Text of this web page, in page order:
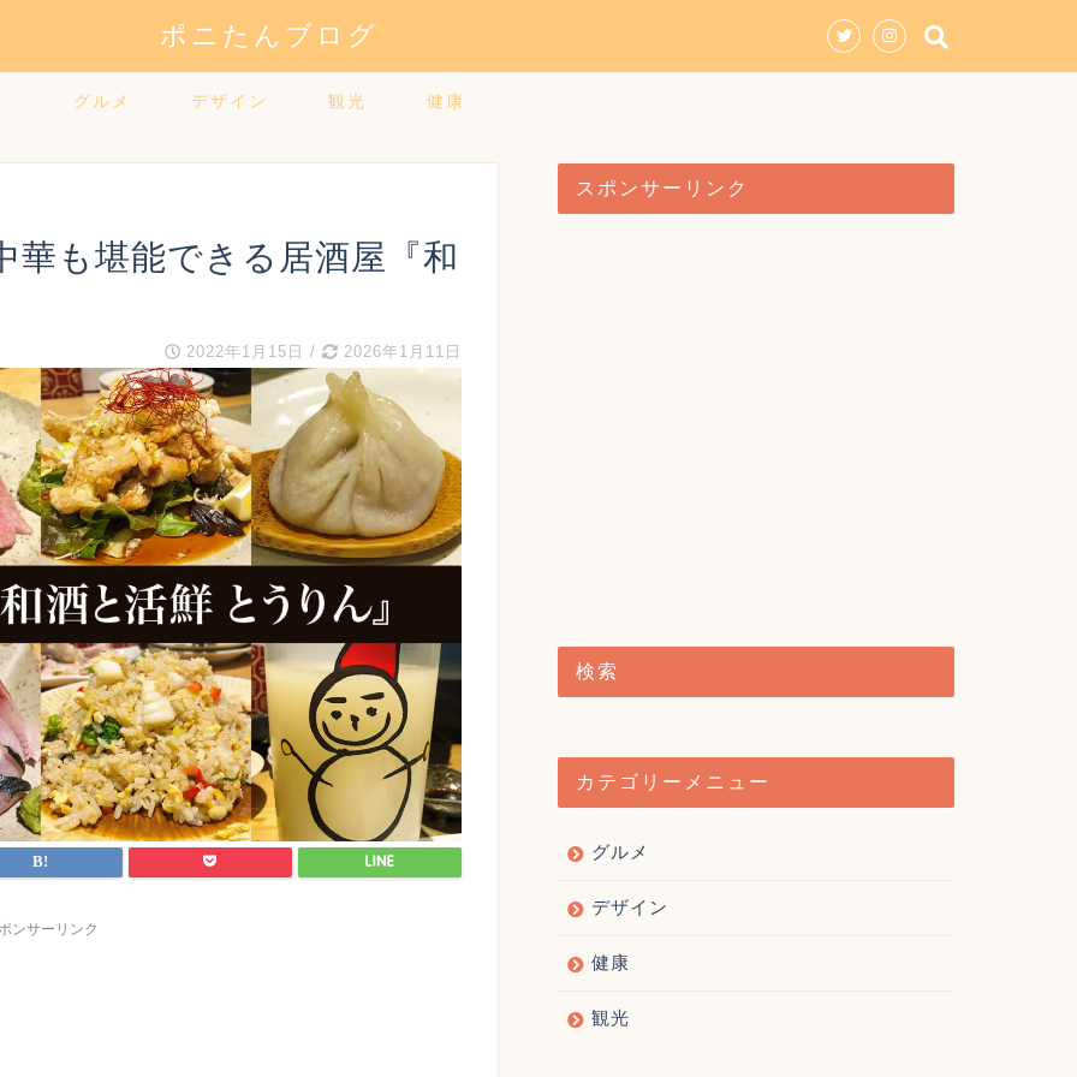
ポニたんブログ
グルメ デザイン 観光 健康
華も堪能できる居酒屋『和
2022年1月15日 / 2026年1月11日
ンサーリンク
スポンサーリンク
検索
カテゴリーメニュー
グルメ
デザイン
健康
観光